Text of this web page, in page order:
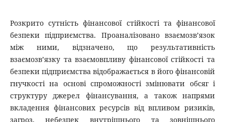
Розкрито сутність фінансової стійкості та фінансової
безпеки підприємства. Проаналізовано взаємозв’язок
між ними, відзначено, що результативність
взаємозв’язку та взаємовпливу фінансової стійкості та
безпеки підприємства відображається в його фінансовій
гнучкості на основі спроможності змінювати обсяг і
структуру джерел фінансування, а також напрями
вкладення фінансових ресурсів від впливом ризиків,
загроз, небезпек внутрішнього та зовнішнього